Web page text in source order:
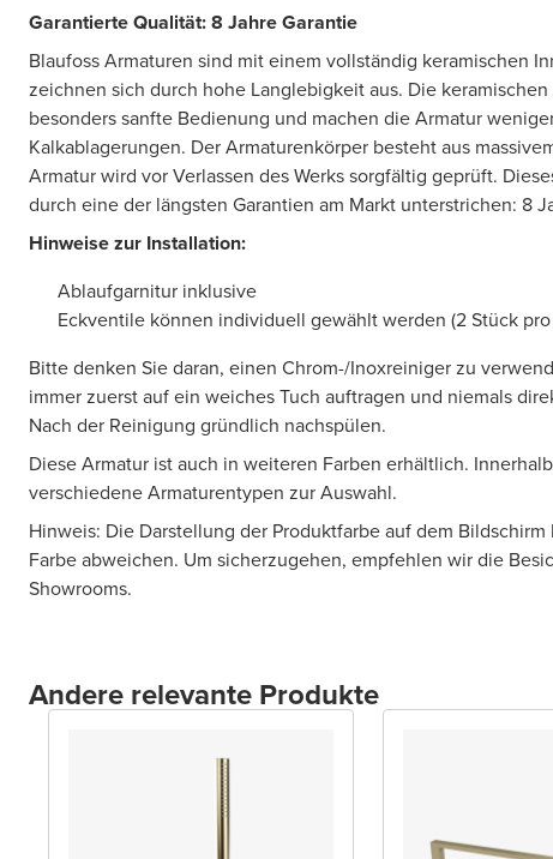
Garantierte Qualität: 8 Jahre Garantie
Blaufoss Armaturen sind mit einem vollständig keramischen
zeichnen sich durch hohe Langlebigkeit aus. Die
besonders sanfte Bedienung und machen die Armatur
Kalkablagerungen. Der Armaturenkörper besteht aus
Armatur wird vor Verlassen des Werks sorgfältig geprüft.
durch eine der längsten Garantien am Markt unterstrichen: 8
Hinweise zur Installation:
Ablaufgarnitur inklusive
Eckventile können individuell gewählt werden (2 Stück
Bitte denken Sie daran, einen Chrom-/Inoxreiniger zu
immer zuerst auf ein weiches Tuch auftragen und niemals
Nach der Reinigung gründlich nachspülen.
Diese Armatur ist auch in weiteren Farben erhältlich.
verschiedene Armaturentypen zur Auswahl.
Hinweis: Die Darstellung der Produktfarbe auf dem
Farbe abweichen. Um sicherzugehen, empfehlen wir die
Showrooms.
Andere relevante Produkte